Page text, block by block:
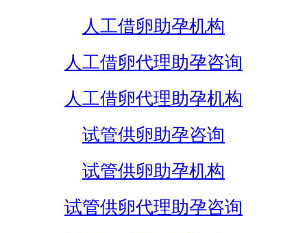
人工借卵助孕机构
人工借卵代理助孕咨询
人工借卵代理助孕机构
试管供卵助孕咨询
试管供卵助孕机构
试管供卵代理助孕咨询